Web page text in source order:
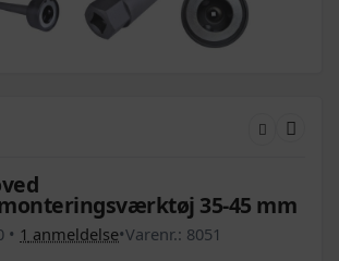
35-45 mm
• 1 anmeldelse•Varenr.: 8051